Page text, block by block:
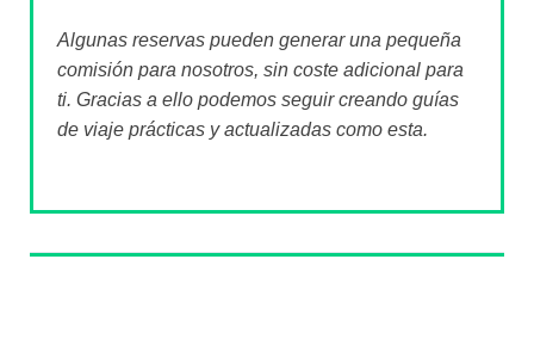
Algunas reservas pueden generar una pequeña
comisión para nosotros, sin coste adicional para
ti. Gracias a ello podemos seguir creando guías
de viaje prácticas y actualizadas como esta.